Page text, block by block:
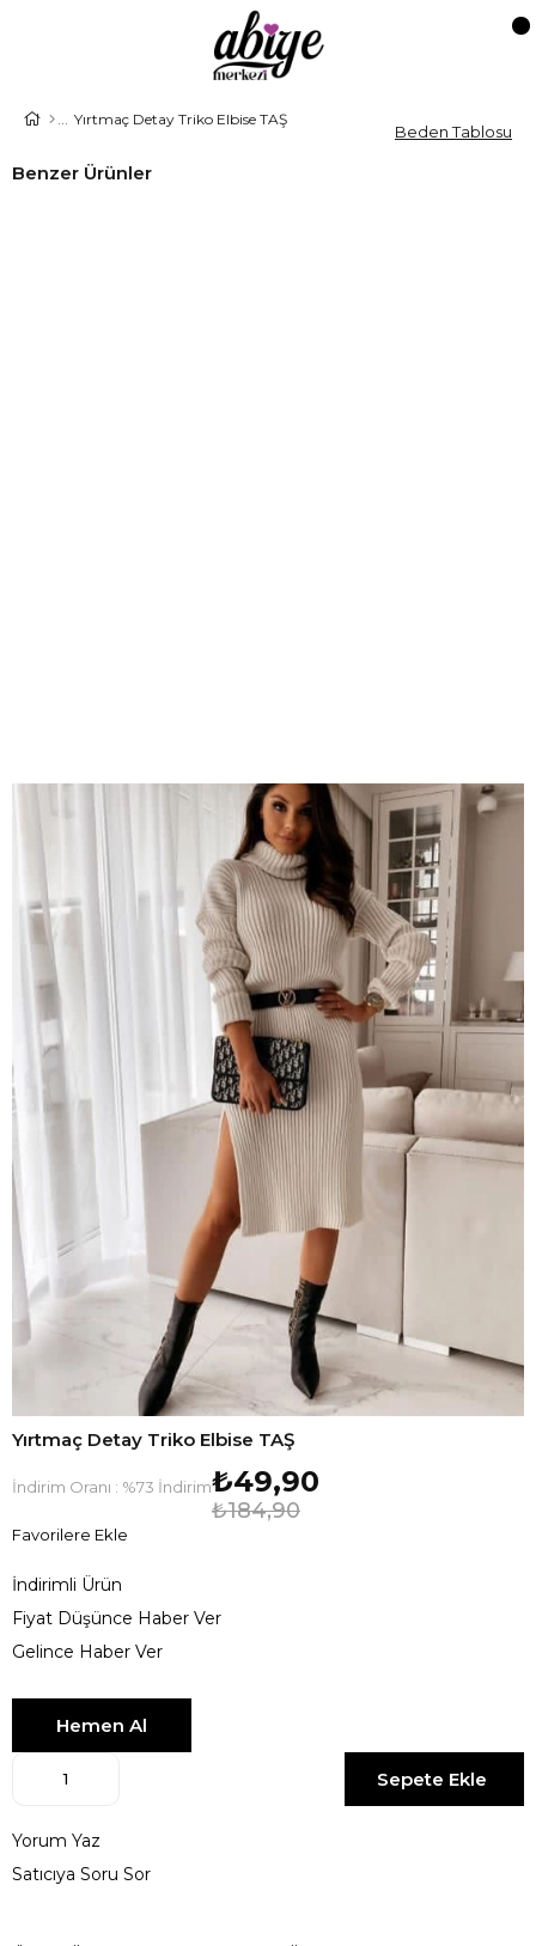
Yırtmaç Detay Triko Elbise TAŞ
Benzer Ürünler
Yırtmaç Detay Triko Elbise TAŞ
İndirim Oranı : %73 İndirim
₺184,90
₺49,90
Favorilere Ekle
İndirimli Ürün
Fiyat Düşünce Haber Ver
Gelince Haber Ver
Yorum Yaz
Satıcıya Soru Sor
Beden Tablosu